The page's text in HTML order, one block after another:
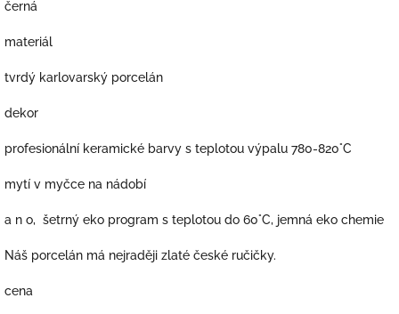
černá
materiál
tvrdý karlovarský porcelán
dekor
profesionální keramické barvy s teplotou výpalu 780-820°C
mytí v myčce na nádobí
a n o, šetrný eko program s teplotou do 60°C, jemná eko chemie
Náš porcelán má nejraději zlaté české ručičky.
cena